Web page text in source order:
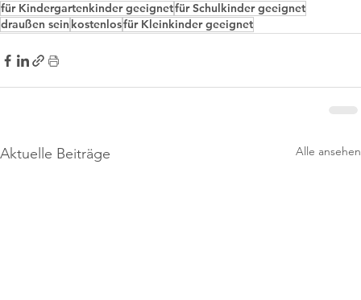
für Kindergartenkinder geeignetfür Schulkinder geeignet
draußen sein kostenlosfür Kleinkinder geeignet
Aktuelle Beiträge Alle ansehen